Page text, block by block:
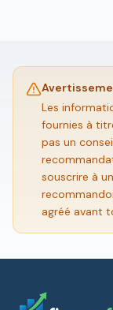
Les
fournies à
pas un
souscrire à
agréé avant